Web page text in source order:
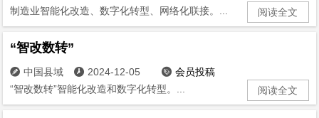
制造业智能化改造、数字化转型、网络化联接。...
阅读全文
“智改数转”
 中国县域  2024-12-05  会员投稿
“智改数转”智能化改造和数字化转型。...
阅读全文